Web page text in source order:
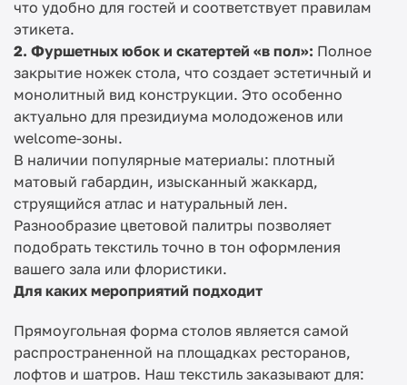
что удобно для гостей и соответствует правилам
этикета.
2. Фуршетных юбок и скатертей «в пол»: Полное
закрытие ножек стола, что создает эстетичный и
монолитный вид конструкции. Это особенно
актуально для президиума молодоженов или
welcome-зоны.
В наличии популярные материалы: плотный
матовый габардин, изысканный жаккард,
струящийся атлас и натуральный лен.
Разнообразие цветовой палитры позволяет
подобрать текстиль точно в тон оформления
вашего зала или флористики.
Для каких мероприятий подходит
Прямоугольная форма столов является самой
распространенной на площадках ресторанов,
лофтов и шатров. Наш текстиль заказывают для: